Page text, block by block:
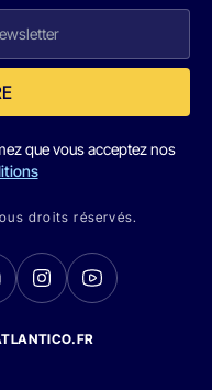
que vous acceptez nos
droits réservés.